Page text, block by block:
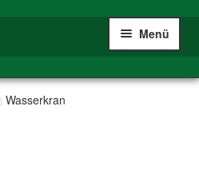
Menü
Wasserkran